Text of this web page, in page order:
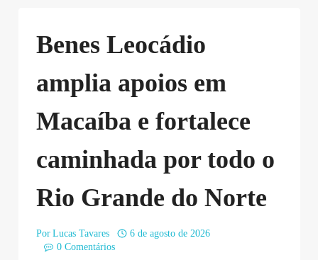
Benes Leocádio
amplia apoios em
Macaíba e fortalece
caminhada por todo o
Rio Grande do Norte
Por Lucas Tavares
6 de agosto de 2026
0 Comentários